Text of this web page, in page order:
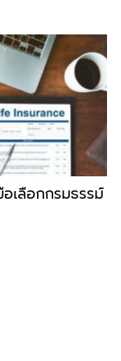
เลือกกรมธรรม์